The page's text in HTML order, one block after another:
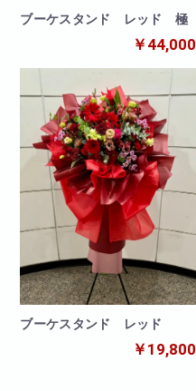
ブーケスタンド レッド 極
￥44,000
ブーケスタンド レッド
￥19,800